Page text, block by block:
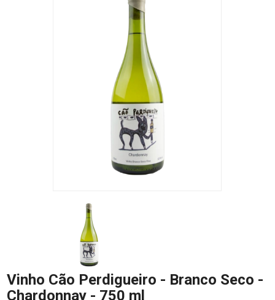
Vinho Cão Perdigueiro - Branco Seco -
Chardonnay - 750 ml